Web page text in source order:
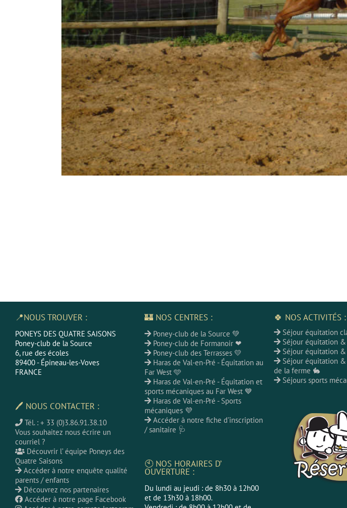
📍NOUS TROUVER :
PONEYS DES QUATRE SAISONS
Poney-club de la Source
6, rue des écoles
89400 - Épineau-les-Voves
FRANCE
🖊 NOUS CONTACTER :
Tél. : + 33 (0)3.86.91.38.10
Vous souhaitez nous écrire un
courriel ?
Découvrir l’ équipe Poneys des
Quatre Saisons
Accéder à notre enquête qualité
parents / enfants
Découvrez nos partenaires
Accéder à notre page Facebook
🏰 NOS CENTRES :
Poney-club de la Source 💚
Poney-club de Formanoir ❤
Poney-club des Terrasses 💛
Haras de Val-en-Pré - Équitation au
Far West 🩵
Haras de Val-en-Pré - Équitation et
sports mécaniques au Far West 💙
Haras de Val-en-Pré - Sports
mécaniques 💜
Accéder à notre fiche d'inscription
/ sanitaire 🩺
🕙 NOS HORAIRES D’
OUVERTURE :
Du lundi au jeudi : de 8h30 à 12h00
et de 13h30 à 18h00.
🍀 NOS ACTIVITÉS :
Séjour équitation
Séjour équitation &
Séjour équitation &
Séjour équitation &
de la ferme 🐇
Séjours sports